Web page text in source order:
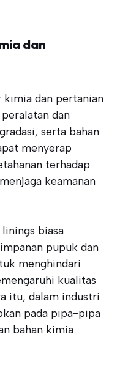
dan
kimia dan pertanian
dan
serta bahan
menyerap
terhadap
keamanan
biasa
pupuk dan
menghindari
kualitas
itu, dalam industri
pada pipa-pipa
bahan kimia